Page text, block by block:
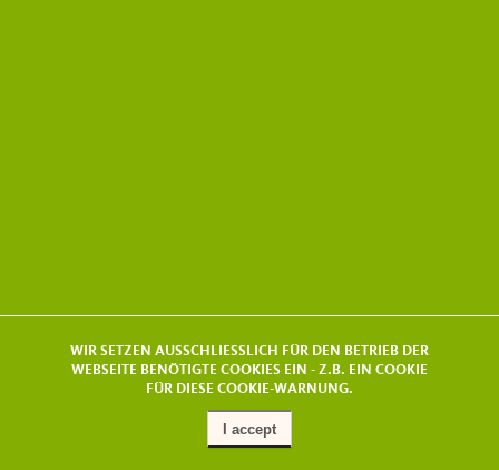
WIR SETZEN AUSSCHLIESSLICH FÜR DEN BETRIEB DER
WEBSEITE BENÖTIGTE COOKIES EIN - Z.B. EIN COOKIE
FÜR DIESE COOKIE-WARNUNG.
I accept